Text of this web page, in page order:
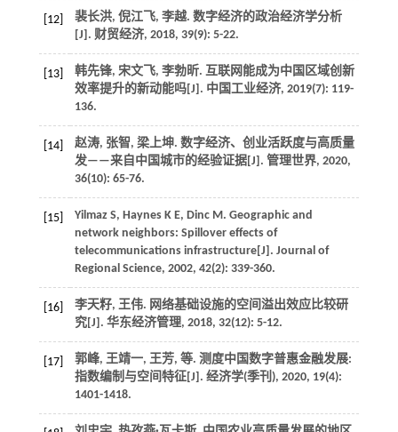
[12]
裴长洪, 倪江飞, 李越. 数字经济的政治经济学分析
[J]. 财贸经济, 2018, 39(9): 5-22.
[13]
韩先锋, 宋文飞, 李勃昕. 互联网能成为中国区域创新
效率提升的新动能吗[J]. 中国工业经济, 2019(7): 119-
136.
[14]
赵涛, 张智, 梁上坤. 数字经济、创业活跃度与高质量
发——来自中国城市的经验证据[J]. 管理世界, 2020,
36(10): 65-76.
[15] Yilmaz S, Haynes K E, Dinc M. Geographic and
network neighbors: Spillover effects of
telecommunications infrastructure[J]. Journal of
Regional Science, 2002, 42(2): 339-360.
[16]
李天籽, 王伟. 网络基础设施的空间溢出效应比较研
究[J]. 华东经济管理, 2018, 32(12): 5-12.
[17] 郭峰, 王靖一, 王芳, 等. 测度中国数字普惠金融发展:
指数编制与空间特征[J]. 经济学(季刊), 2020, 19(4):
1401-1418.